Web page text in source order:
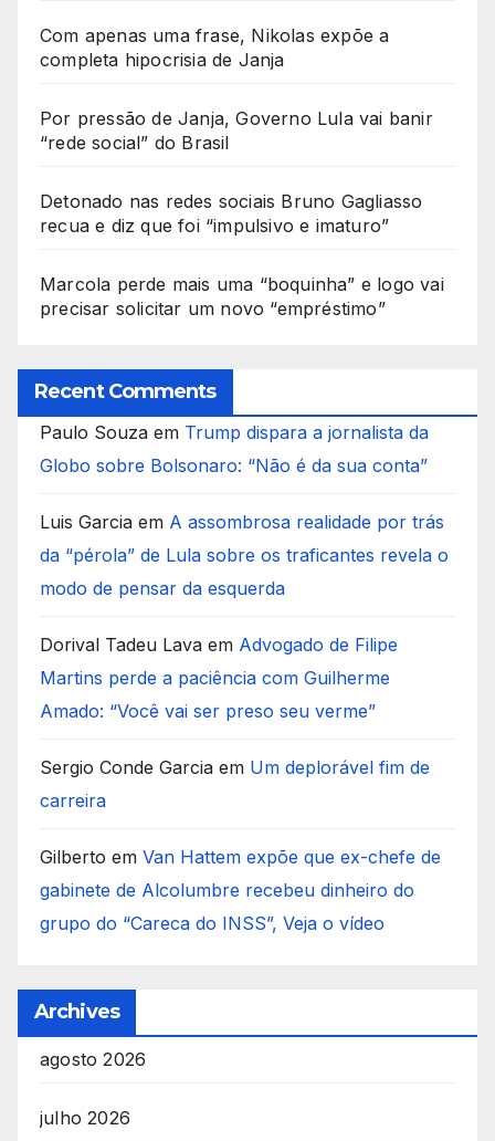
Com apenas uma frase, Nikolas expõe a
completa hipocrisia de Janja
Por pressão de Janja, Governo Lula vai banir
“rede social” do Brasil
Detonado nas redes sociais Bruno Gagliasso
recua e diz que foi “impulsivo e imaturo”
Marcola perde mais uma “boquinha” e logo vai
precisar solicitar um novo “empréstimo”
Recent Comments
Paulo Souza em Trump dispara a jornalista da
Globo sobre Bolsonaro: “Não é da sua conta”
Luis Garcia em A assombrosa realidade por trás
da “pérola” de Lula sobre os traficantes revela o
modo de pensar da esquerda
Dorival Tadeu Lava em Advogado de Filipe
Martins perde a paciência com Guilherme
Amado: “Você vai ser preso seu verme”
Sergio Conde Garcia em Um deplorável fim de
carreira
Gilberto em Van Hattem expõe que ex-chefe de
gabinete de Alcolumbre recebeu dinheiro do
grupo do “Careca do INSS”, Veja o vídeo
Archives
agosto 2026
julho 2026